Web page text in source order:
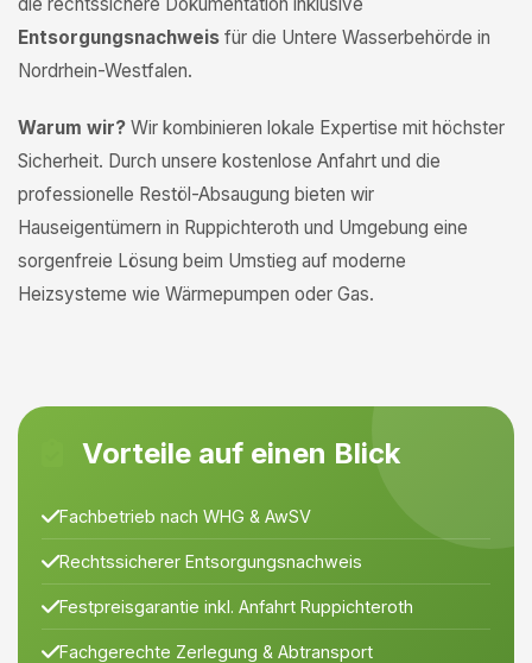
Entsorgungsnachweis für die Untere Wasserbehörde in
Nordrhein-Westfalen.
Warum wir? Wir kombinieren lokale Expertise mit höchster
Sicherheit. Durch unsere kostenlose Anfahrt und die
professionelle Restöl-Absaugung bieten wir
Hauseigentümern in Ruppichteroth und Umgebung eine
sorgenfreie Lösung beim Umstieg auf moderne
Heizsysteme wie Wärmepumpen oder Gas.
Vorteile auf einen Blick
Fachbetrieb nach WHG & AwSV
Rechtssicherer Entsorgungsnachweis
Festpreisgarantie inkl. Anfahrt Ruppichteroth
Fachgerechte Zerlegung & Abtransport